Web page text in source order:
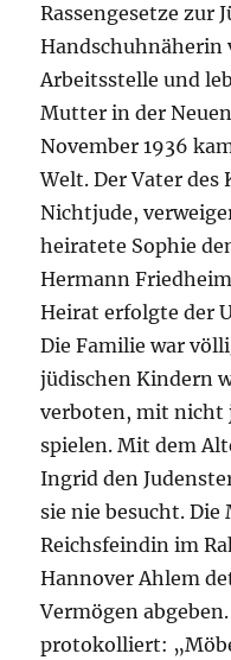
Rassengesetze zur
Handschuhnäherin
Arbeitsstelle und
Mutter in der
November 1936
Welt. Der Vater des
Nichtjude,
heiratete Sophie
Hermann
Heirat erfolgte der
Die Familie war
jüdischen Kindern
verboten, mit nicht
spielen. Mit dem
Ingrid den
sie nie besucht.
Reichsfeindin im
Hannover Ahlem
Vermögen
protokolliert: